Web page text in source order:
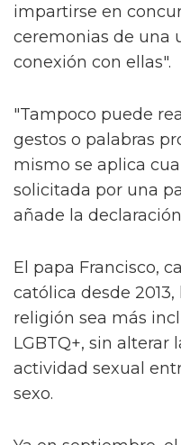
impartirse en
ceremonias de una
conexión con ellas".
"Tampoco puede
gestos o palabras
mismo se aplica
solicitada por una
añade la
El papa Francisco,
católica desde
religión sea más
LGBTQ+, sin alterar
actividad sexual
sexo.